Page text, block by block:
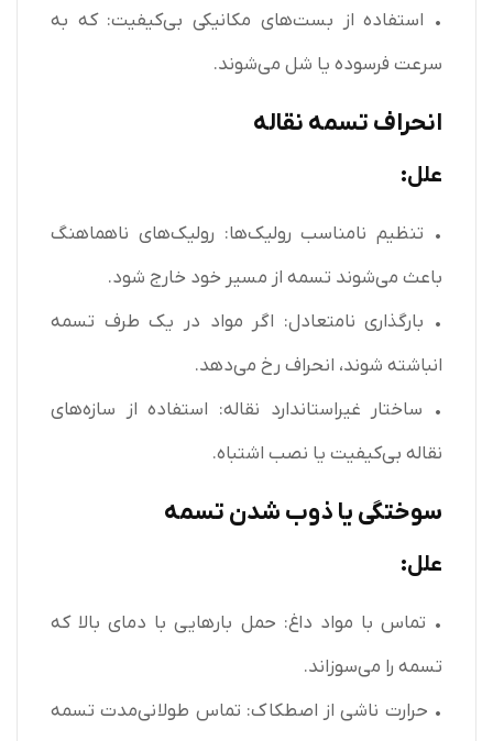
• استفاده از بست‌های مکانیکی بی‌کیفیت: که به
سرعت فرسوده یا شل می‌شوند.
انحراف تسمه نقاله
علل:
• تنظیم نامناسب رولیک‌ها: رولیک‌های ناهماهنگ
باعث می‌شوند تسمه از مسیر خود خارج شود.
• بارگذاری نامتعادل: اگر مواد در یک طرف تسمه
انباشته شوند، انحراف رخ می‌دهد.
• ساختار غیراستاندارد نقاله: استفاده از سازه‌های
نقاله بی‌کیفیت یا نصب اشتباه.
سوختگی یا ذوب شدن تسمه
علل:
• تماس با مواد داغ: حمل بارهایی با دمای بالا که
تسمه را می‌سوزاند.
• حرارت ناشی از اصطکاک: تماس طولانی‌مدت تسمه